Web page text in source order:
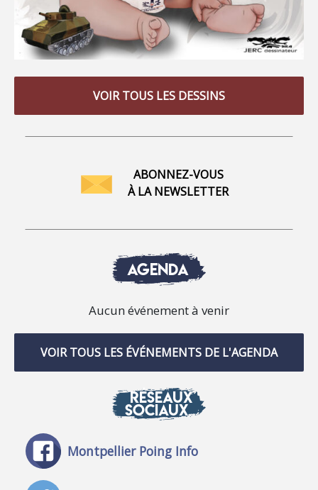
VOIR TOUS LES DESSINS
ABONNEZ-VOUS
À LA NEWSLETTER
AGENDA
Aucun événement à venir
VOIR TOUS LES ÉVÉNEMENTS DE L'AGENDA
RÉSEAUX
SOCIAUX
Montpellier Poing Info